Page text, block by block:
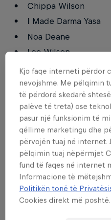
Chippa Wilson
I Made Darma Yasa
Noa Deane
Lee Wilson
Qualifying
Eric Geiselman
Eithan Osborne
Oliver Kurtz
Ian Crane
Matt Meola
Mason Ho
Kjo faqe interneti përdor
nevojshme. Me pëlqimin
të përdorë skedarë
palëve të treta) ose
pasur një funksionim të
qëllime marketingu dhe
përvojën tuaj në internet.
pëlqimin tuaj nëpërmjet
fund të faqes në internet
Informacione të
Politikën tonë të
Cookies direkt më poshtë.